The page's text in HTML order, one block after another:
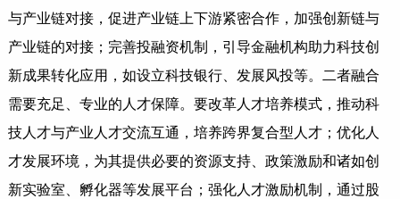
与产业链对接，促进产业链上下游紧密合作，加强创新链与
产业链的对接；完善投融资机制，引导金融机构助力科技创
新成果转化应用，如设立科技银行、发展风投等。二者融合
需要充足、专业的人才保障。要改革人才培养模式，推动科
技人才与产业人才交流互通，培养跨界复合型人才；优化人
才发展环境，为其提供必要的资源支持、政策激励和诸如创
新实验室、孵化器等发展平台；强化人才激励机制，通过股